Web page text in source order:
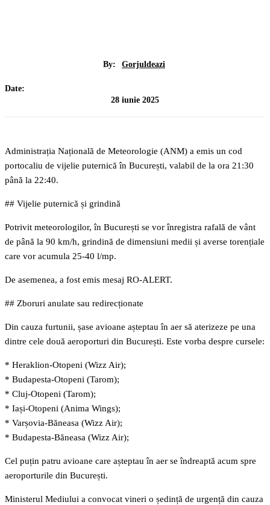
By: Gorjuldeazi
Date:
28 iunie 2025
Administrația Națională de Meteorologie (ANM) a emis un cod
portocaliu de vijelie puternică în București, valabil de la ora 21:30
până la 22:40.
## Vijelie puternică și grindină
Potrivit meteorologilor, în București se vor înregistra rafală de vânt
de până la 90 km/h, grindină de dimensiuni medii și averse torențiale
care vor acumula 25-40 l/mp.
De asemenea, a fost emis mesaj RO-ALERT.
## Zboruri anulate sau redirecționate
Din cauza furtunii, șase avioane așteptau în aer să aterizeze pe una
dintre cele două aeroporturi din București. Este vorba despre cursele:
* Heraklion-Otopeni (Wizz Air);
* Budapesta-Otopeni (Tarom);
* Cluj-Otopeni (Tarom);
* Iași-Otopeni (Anima Wings);
* Varșovia-Băneasa (Wizz Air);
* Budapesta-Băneasa (Wizz Air);
Cel puțin patru avioane care așteptau în aer se îndreaptă acum spre
aeroporturile din București.
Ministerul Mediului a convocat vineri o ședință de urgență din cauza